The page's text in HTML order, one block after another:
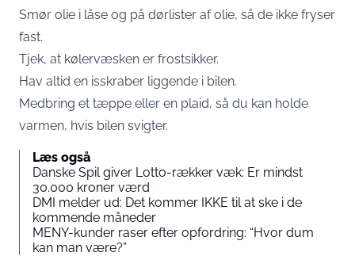
Smør olie i låse og på dørlister af olie, så de ikke fryser
fast.
Tjek, at kølervæsken er frostsikker.
Hav altid en isskraber liggende i bilen.
Medbring et tæppe eller en plaid, så du kan holde
varmen, hvis bilen svigter.
Læs også
Danske Spil giver Lotto-rækker væk: Er mindst
30.000 kroner værd
DMI melder ud: Det kommer IKKE til at ske i de
kommende måneder
MENY-kunder raser efter opfordring: “Hvor dum
kan man være?”